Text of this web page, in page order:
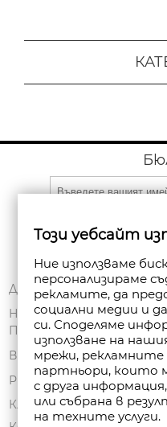
ДОСТАВКА
НАЧИНИ НА
ПЛАЩАНЕ
ВРЪЩАНЕ
РЕКЛАМАЦИИ
КАРТА НА САЙТА
FAN
Този уебсайт
Ние използваме
персонализираме
рекламите, да
социални медии и
си. Споделяме
използване на
мрежи,
партньори, които
с друга
или събрана в
на техните услуги.